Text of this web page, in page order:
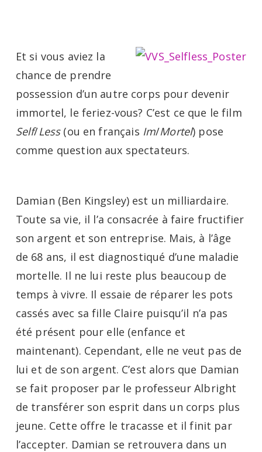
content
Et si vous aviez la
chance de prendre
possession d’un autre corps pour devenir
immortel, le feriez-vous? C’est ce que le film
Self/Less(ou en français Im/Mortel) pose
comme question aux spectateurs.
Damian (Ben Kingsley) est un milliardaire.
Toute sa vie, il l’a consacrée à faire fructifier
son argent et son entreprise. Mais, à l’âge
de 68 ans, il est diagnostiqué d’une maladie
mortelle. Il ne lui reste plus beaucoup de
temps à vivre. Il essaie de réparer les pots
cassés avec sa fille Claire puisqu’il n’a pas
été présent pour elle (enfance et
maintenant). Cependant, elle ne veut pas de
lui et de son argent. C’est alors que Damian
se fait proposer par le professeur Albright
de transférer son esprit dans un corps plus
jeune. Cette offre le tracasse et il finit par
l’accepter. Damian se retrouvera dans un